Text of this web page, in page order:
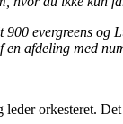
evergreens
en afdeling med
orkesteret.